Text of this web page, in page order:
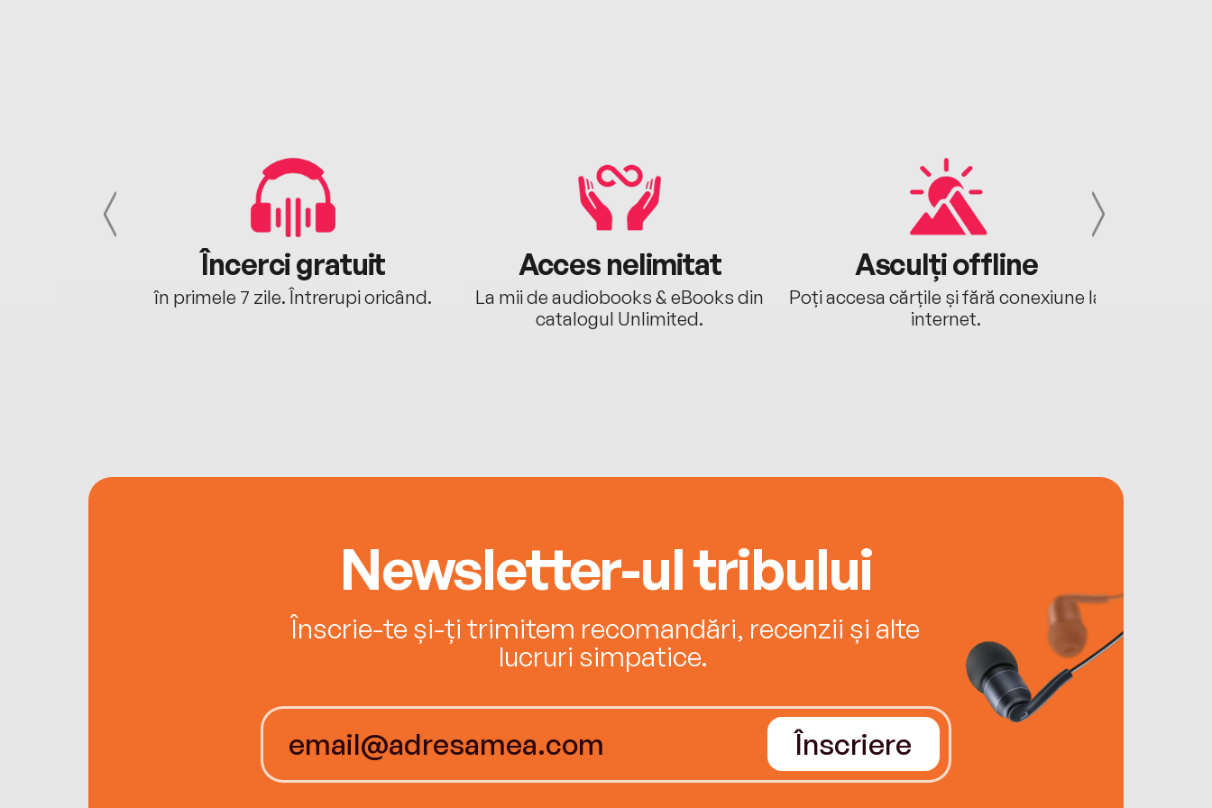
Încerci gratuit
în primele 7 zile. Întrerupi oricând.
Acces nelimitat
La mii de audiobooks & eBooks din
catalogul Unlimited.
Asculți offline
Poți accesa cărțile și fără conexiune la
internet.
Newsletter-ul tribului
Înscrie-te și-ți trimitem recomandări, recenzii și alte
lucruri simpatice.
Înscriere